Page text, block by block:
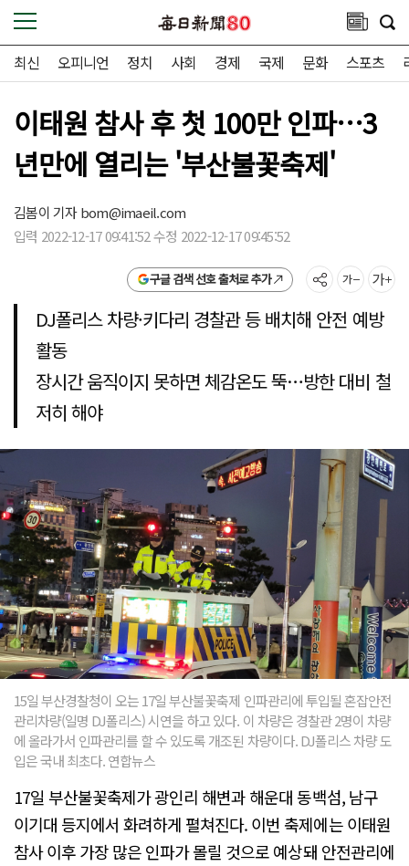
최신 오피니언 정치 사회 경제 국제 문화 스포츠
이태원 참사 후 첫 100만 인파…3
년만에 열리는 '부산불꽃축제'
김봄이 기자bom@imaeil.com
입력 2022-12-17 09:41:52 수정 2022-12-17 09:45:52
구글 검색 선호 출처로 추가
DJ폴리스 차량·키다리 경찰관 등 배치해 안전 예방
활동
장시간 움직이지 못하면 체감온도 뚝…방한 대비 철
저히 해야
15일 부산경찰청이 오는 17일 부산불꽃축제 인파관리에 투입될 혼잡안전
관리차량(일명 DJ폴리스) 시연을 하고 있다. 이 차량은 경찰관 2명이 차량
에 올라가서 인파관리를 할 수 있도록 개조된 차량이다. DJ폴리스 차량 도
입은 국내 최초다. 연합뉴스
17일 부산불꽃축제가 광인리 해변과 해운대 동백섬, 남구
이기대 등지에서 화려하게 펼쳐진다. 이번 축제에는 이태원
참사 이후 가장 많은 인파가 몰릴 것으로 예상돼 안전관리에